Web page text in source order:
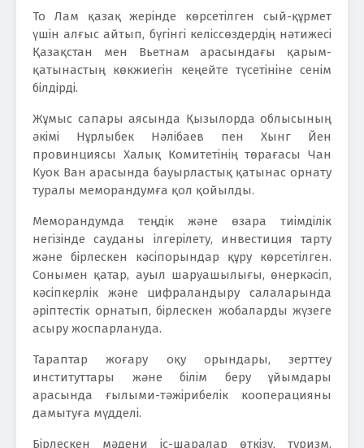
То Лам қазақ жерінде көрсетілген сый-құрмет
үшін алғыс айтып, бүгінгі келіссөздердің нәтижесі
Қазақстан мен Вьетнам арасындағы қарым-
қатынастың көкжиегін кеңейте түсетініне сенім
білдірді.
Жұмыс сапары аясында Қызылорда облысының
әкімі Нұрлыбек Нәлібаев пен Хынг Йен
провинциясы Халық Комитетінің төрағасы Чан
Куок Ван арасында бауырластық қатынас орнату
туралы меморандумға қол қойылды.
Меморандумда теңдік және өзара тиімділік
негізінде сауданы ілгерілету, инвестиция тарту
және бірлескен кәсіпорындар құру көрсетілген.
Сонымен қатар, ауыл шаруашылығы, өнеркәсіп,
кәсіпкерлік және цифраландыру салаларында
әріптестік орнатып, бірлескен жобаларды жүзеге
асыру жоспарлануда.
Тараптар жоғару оқу орындары, зерттеу
институттары және білім беру ұйымдары
арасында ғылыми-тәжірибелік кооперацияны
дамытуға мүдделі.
Бірлескен мәдени іс-шаралар өткізу, туризм,